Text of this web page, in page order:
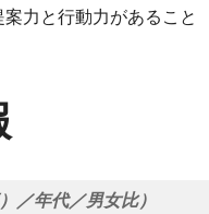
力と行動力があること
／年代／男女比）